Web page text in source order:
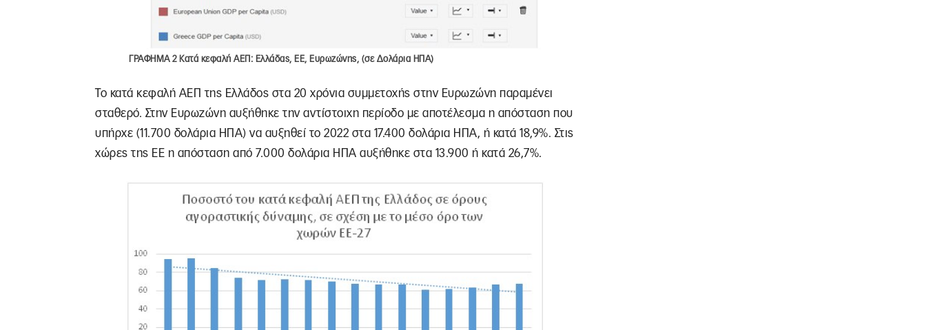
ΓΡΑΦΗΜΑ 2 Κατά κεφαλή ΑΕΠ: Ελλάδας, ΕΕ, Ευρωζώνης, (σε Δολάρια ΗΠΑ)
Το κατά κεφαλή ΑΕΠ της Ελλάδος στα 20 χρόνια συμμετοχής στην Ευρωζώνη παραμένει
σταθερό. Στην Ευρωζώνη αυξήθηκε την αντίστοιχη περίοδο με αποτέλεσμα η απόσταση που
υπήρχε (11.700 δολάρια ΗΠΑ) να αυξηθεί το 2022 στα 17.400 δολάρια ΗΠΑ, ή κατά 18,9%. Στις
χώρες της ΕΕ η απόσταση από 7.000 δολάρια ΗΠΑ αυξήθηκε στα 13.900 ή κατά 26,7%.